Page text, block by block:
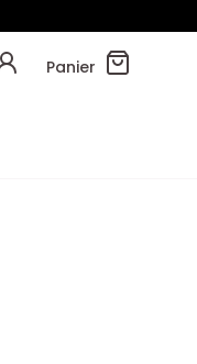
Panier